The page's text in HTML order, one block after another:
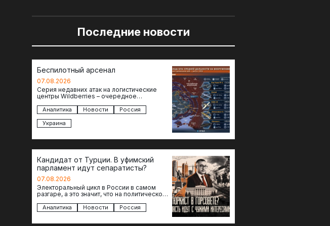
Последние новости
Беспилотный арсенал
07.08.2026
Серия недавних атак на логистические
центры Wildberries – очередное
российского тыла. И суть здесь даже не…
Аналитика Новости
Россия
Украина
Кандидат от Турции. В уфимский
парламент идут сепаратисты?
07.08.2026
Электоральный цикл в России в самом
разгаре, а это значит, что на политическое
сомнительной репутацией….
Аналитика Новости Россия